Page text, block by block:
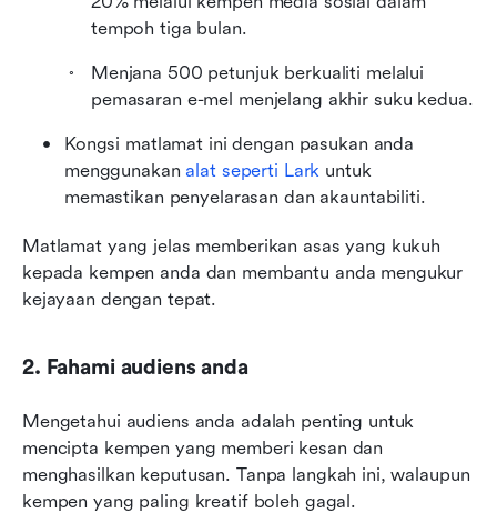
tempoh tiga bulan.
Menjana 500 petunjuk berkualiti melalui
pemasaran e-mel menjelang akhir suku kedua.
Kongsi matlamat ini dengan pasukan anda
menggunakan alat seperti Lark untuk
memastikan penyelarasan dan akauntabiliti.
Matlamat yang jelas memberikan asas yang kukuh
kepada kempen anda dan membantu anda mengukur
kejayaan dengan tepat.
2. Fahami audiens anda
Mengetahui audiens anda adalah penting untuk
mencipta kempen yang memberi kesan dan
menghasilkan keputusan. Tanpa langkah ini, walaupun
kempen yang paling kreatif boleh gagal.